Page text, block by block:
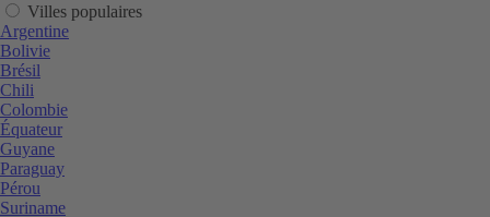
Villes populaires
Argentine
Bolivie
Brésil
Chili
Colombie
Équateur
Guyane
Paraguay
Pérou
Suriname